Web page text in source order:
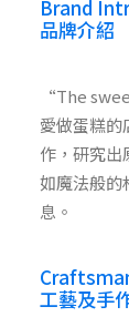
Brand
品牌介紹
“The
愛做蛋糕的
作，研究出
如魔法般的
息。
工藝及手